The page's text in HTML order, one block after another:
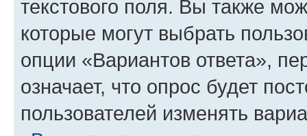
текстового поля. Вы также
которые могут выбрать
опции «Вариантов ответа»,
означает, что опрос будет
пользователей изменять